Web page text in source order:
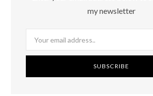
my newsletter